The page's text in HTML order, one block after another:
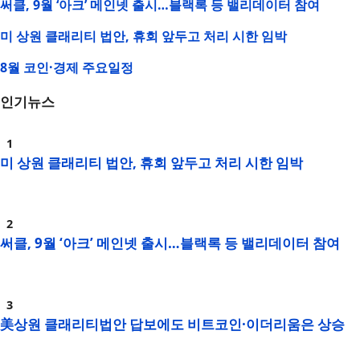
써클, 9월 ‘아크’ 메인넷 출시…블랙록 등 밸리데이터 참여
미 상원 클래리티 법안, 휴회 앞두고 처리 시한 임박
8월 코인·경제 주요일정
인기뉴스
미 상원 클래리티 법안, 휴회 앞두고 처리 시한 임박
써클, 9월 ‘아크’ 메인넷 출시…블랙록 등 밸리데이터 참여
美상원 클래리티법안 답보에도 비트코인·이더리움은 상승